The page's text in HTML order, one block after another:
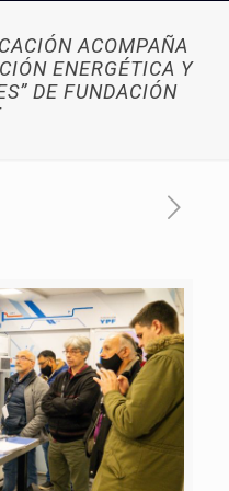
ACOMPAÑA
ENERGÉTICA Y
DE FUNDACIÓN